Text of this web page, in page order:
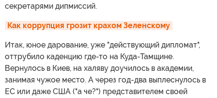
секретарями дипмиссий.
Как коррупция грозит крахом Зеленскому
Итак, юное дарование, уже "действующий дипломат",
оттрубило каденцию где-то на Куда-Тамщине.
Вернулось в Киев, на халяву доучилось в академии,
занимая чужое место. А через год-два выплеснулось в
ЕС или даже США ("а че?") представителем своей